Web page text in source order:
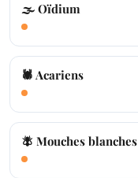
🌫️ Oïdium
🕷️ Acariens
🪰 Mouches blanches